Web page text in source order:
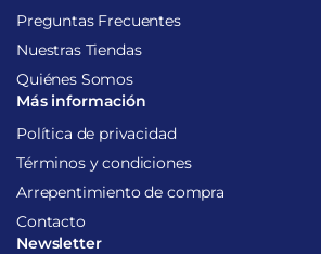
Preguntas Frecuentes
Nuestras Tiendas
Quiénes Somos
Más información
Política de privacidad
Términos y condiciones
Arrepentimiento de compra
Contacto
Newsletter